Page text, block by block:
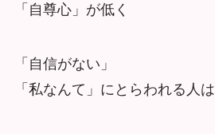
「自尊心」が低く
「自信がない」
「私なんて」にとらわれる人は